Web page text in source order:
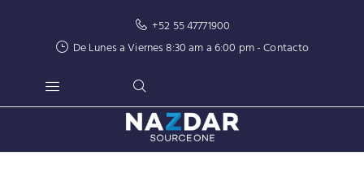
+52 55 47771900
De Lunes a Viernes 8:30 am a 6:00 pm -Contacto